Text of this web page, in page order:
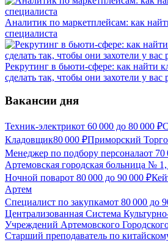
Аналитик по маркетплейсам: как
специалиста
Рекрутинг в бьюти-сфере: как найти
сделать так, чтобы они захотели у вас
Вакансии дня
Техник-электрикот 60 000 до 80 000 ₽
Кладовщик80 000 ₽Приморский
Менеджер по подбору персоналаот 70
Артемовская городская больница №
Ночной поварот 80 000 до 90 000 ₽
Артем
Специалист по закупкамот 80 000 до
Централизованная Система
Учреждений Артемовского
Старший преподаватель по